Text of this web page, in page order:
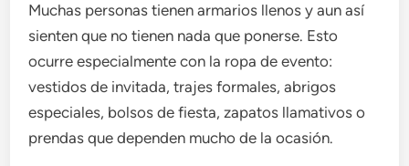
Muchas personas tienen armarios llenos y aun así
sienten que no tienen nada que ponerse. Esto
ocurre especialmente con la ropa de evento:
vestidos de invitada, trajes formales, abrigos
especiales, bolsos de fiesta, zapatos llamativos o
prendas que dependen mucho de la ocasión.